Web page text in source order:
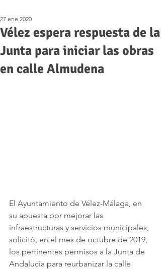
Vélez espera respuesta de la
Junta para iniciar las obras
en calle Almudena
27 ene 2020
El Ayuntamiento de Vélez-Málaga, en
su apuesta por mejorar las
infraestructuras y servicios municipales,
solicitó, en el mes de octubre de 2019,
los pertinentes permisos a la Junta de
Andalucía para reurbanizar la calle